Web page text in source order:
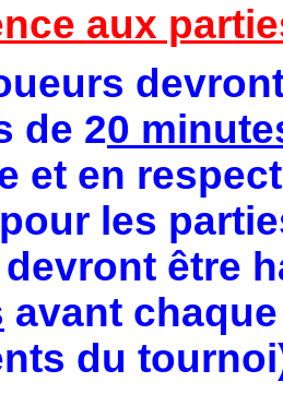
aux
de 20
et en
les
être
avant
du